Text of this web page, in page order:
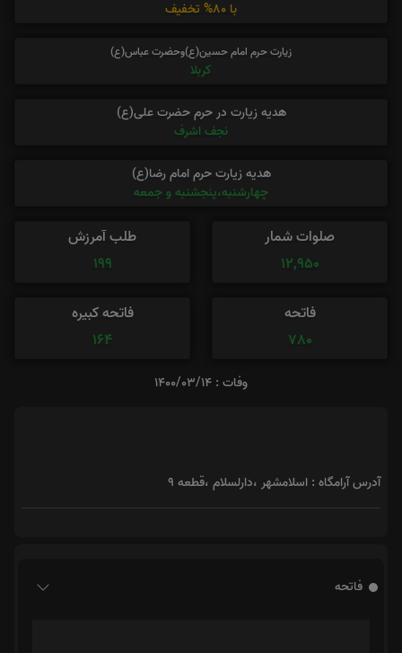
با 80% تخفیف
زیارت حرم امام حسین(ع)وحضرت عباس(ع)
کربلا
هدیه زیارت در حرم حضرت علی(ع)
نجف اشرف
هدیه زیارت حرم امام رضا(ع)
چهارشنبه،پنجشنبه و جمعه
صلوات شمار
12,950
طلب آمرزش
199
فاتحه
780
فاتحه کبیره
164
وفات : 1400/03/14
آدرس آرامگاه : اسلامشهر ،دارلسلام ،قطعه ۹
فاتحه